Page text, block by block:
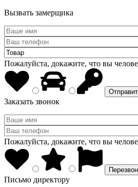
Вызвать замерщика
Пожалуйста, докажите, что вы
Заказать звонок
Пожалуйста, докажите, что вы
Письмо директору